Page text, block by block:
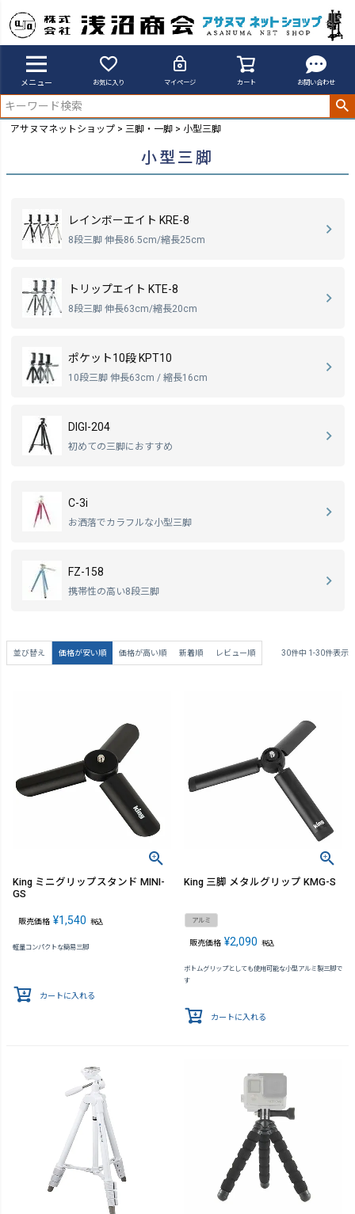
メニュー お気に入り マイページ カート お問い合わせ
アサヌマネットショップ 三脚・一脚 小型三脚
小型三脚
レインボーエイト KRE-8
8段三脚 伸長86.5cm/縮長25cm
トリップエイト KTE-8
8段三脚 伸長63cm/縮長20cm
ポケット10段 KPT10
10段三脚 伸長63cm / 縮長16cm
DIGI-204
初めての三脚におすすめ
C-3i
お洒落でカラフルな小型三脚
FZ-158
携帯性の高い8段三脚
並び替え 価格が安い順 価格が高い順 新着順 レビュー順 30件中 1 -30件表示
King ミニグリップスタンド MINI-
GS
販売価格 ¥1,540 税込
軽量コンパクトな簡易三脚
カートに入れる
King 三脚 メタルグリップ KMG-S
アルミ
販売価格 ¥2,090 税込
ボトムグリップとしても使用可能な小型アルミ製三脚で
す
カートに入れる